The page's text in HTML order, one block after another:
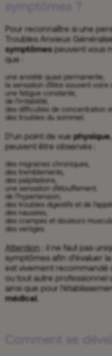
Pour reconnaître si une
Troubles Anxieux
symptômespeuvent vous
que :
une anxiété quasi permanente
la sensation d’être souvent
une fatigue constante,
de l’irritabilité,
des difficultés de concentration
des troubles du sommeil.
D’un point de vuephysique
peuvent être observés :
des migraines chroniques,
des tremblements,
des palpitations,
une sensation d’étouffement,
de l’hypertension,
des troubles digestifs et de
des nausées,
des crampes et douleurs
des vertiges.
Attention : il ne faut pas
symptômes afin d’évaluer
est vivement
ou tout autre professionnel
ainsi que pour
médical.